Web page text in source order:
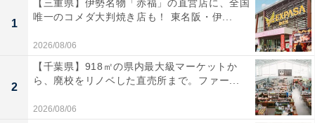
1
【三重県】伊勢名物「赤福」の直営店に、全国
唯一のコメダ大判焼き店も！ 東名阪・伊...
2026/08/06
2
【千葉県】918㎡の県内最大級マーケットか
ら、廃校をリノベした直売所まで。ファー...
2026/08/06